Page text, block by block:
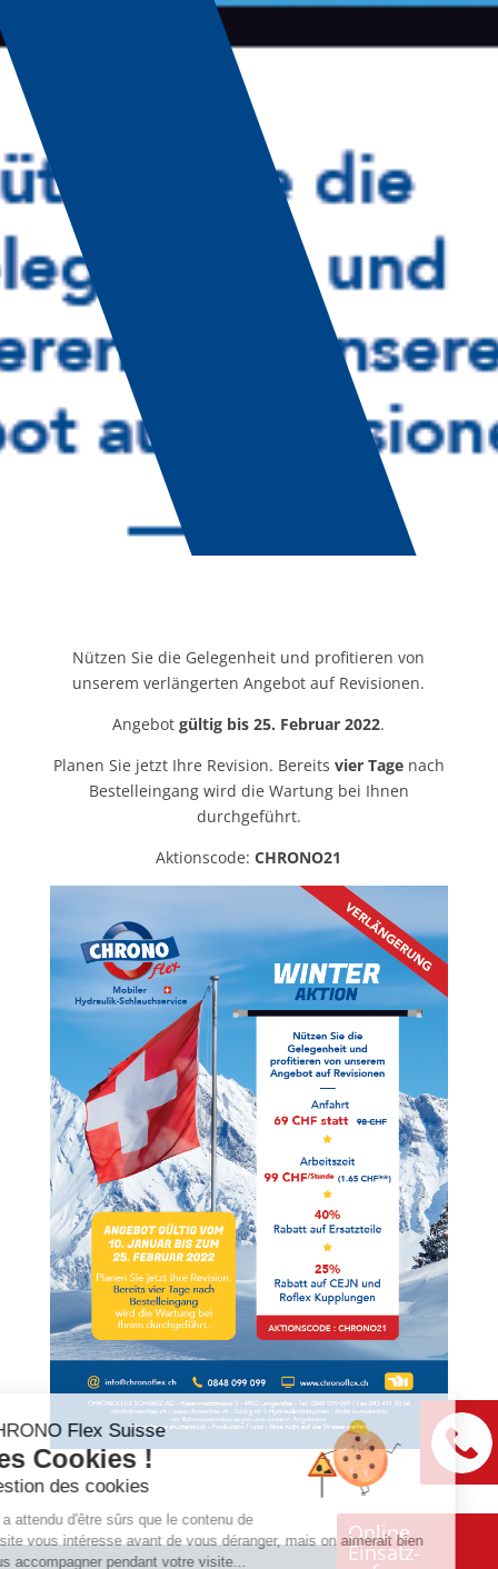
Online
Einsatz-
Nützen Sie die Gelegenheit und profitieren von
unserem verlängerten Angebot auf Revisionen.
Angebotgültig bis 25. Februar 2022.
Planen Sie jetzt Ihre Revision. Bereits vier Tagenach
Bestelleingang wird die Wartung bei Ihnen
durchgeführt.
Aktionscode:CHRONO21
CHRONO Flex Suisse
Les Cookies !
Gestion des cookies
On a attendu d'être sûrs que le contenu de
ce site vous intéresse avant de vous déranger, mais on aimerait bien
vous accompagner pendant votre visite...